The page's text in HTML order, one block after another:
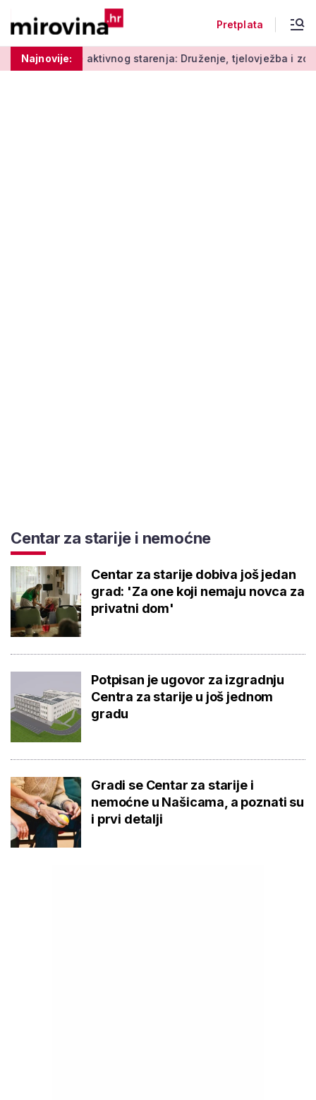
Pretplata
Najnovije:
Radionice aktivnog starenja: Druženje, tjelovježba i zdrava
Centar za starije i nemoćne
Centar za starije dobiva još jedan
grad: 'Za one koji nemaju novca za
privatni dom'
Potpisan je ugovor za izgradnju
Centra za starije u još jednom
gradu
Gradi se Centar za starije i
nemoćne u Našicama, a poznati su
i prvi detalji